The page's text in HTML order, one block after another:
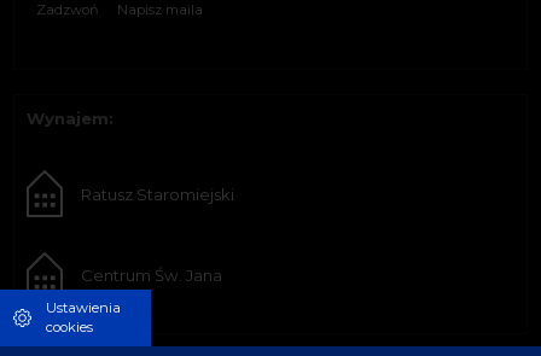
Zadzwoń Napisz maila
Wynajem:
Ratusz Staromiejski
Centrum Św. Jana
Ustawienia
cookies